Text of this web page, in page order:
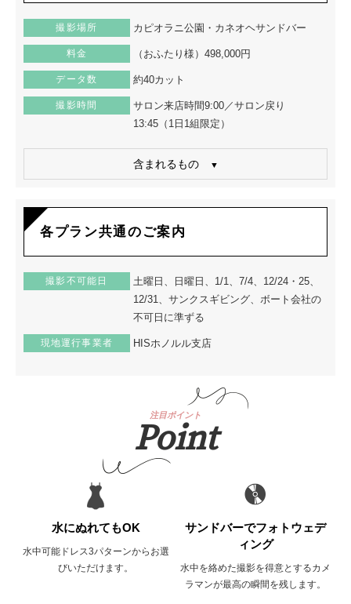
撮影場所 カピオラニ公園・カネオヘサンドバー
料金 （おふたり様）498,000円
データ数 約40カット
撮影時間
サロン来店時間9:00／サロン戻り
13:45（1日1組限定）
含まれるもの
各プラン共通のご案内
撮影不可能日
土曜日、日曜日、1/1、7/4、12/24・25、
12/31、サンクスギビング、ボート会社の
不可日に準ずる
現地運行事業者 HISホノルル支店
注目ポイント
Point
水にぬれてもOK
水中可能ドレス3パターンからお選
びいただけます。
サンドバーでフォトウェデ
ィング
水中を絡めた撮影を得意とするカメ
ラマンが最高の瞬間を残します。